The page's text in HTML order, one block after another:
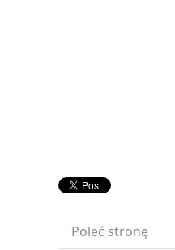
Poleć stronę